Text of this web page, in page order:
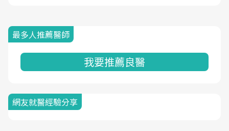
最多人推薦醫師
我要推薦良醫
網友就醫經驗分享